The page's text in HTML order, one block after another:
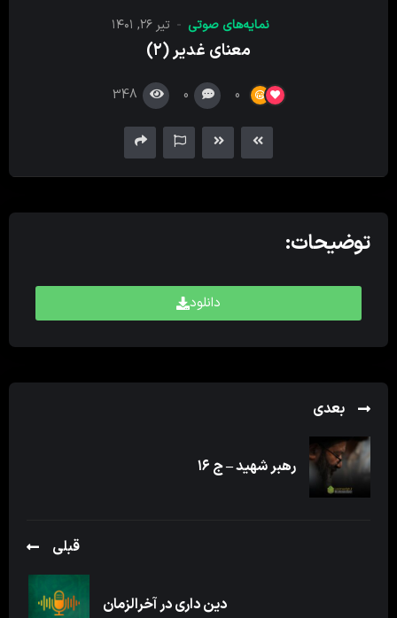
نمایه‌های صوتی تیر ۲۶, ۱۴۰۱
معنای غدیر (۲)
0
0
348
توضیحات:
دانلود
بعدی
رهبر شهید – ج ۱۶
قبلی
دین داری در آخرالزمان